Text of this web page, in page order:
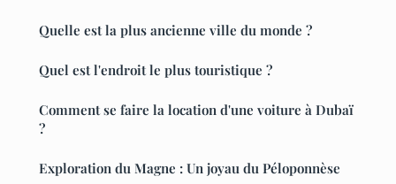
Quelle est la plus ancienne ville du monde ?
Quel est l'endroit le plus touristique ?
Comment se faire la location d'une voiture à Dubaï
?
Exploration du Magne : Un joyau du Péloponnèse